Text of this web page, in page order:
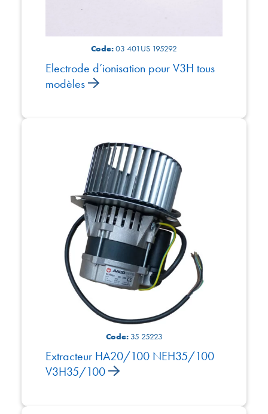
Code:03 401US 195292
Electrode d’ionisation pour V3H tous
modèles
Code:35 25223
Extracteur HA20/100 NEH35/100
V3H35/100